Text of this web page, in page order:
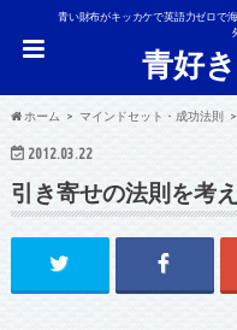
青い財布がキッカケで英語力ゼロで
青好
ホーム マインドセット・成功法則
2012.03.22
引き寄せの法則を考